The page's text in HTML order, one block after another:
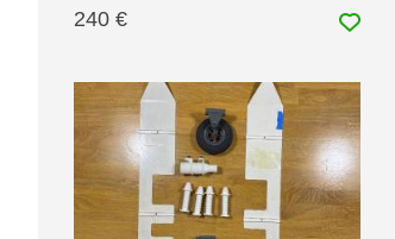
240 €